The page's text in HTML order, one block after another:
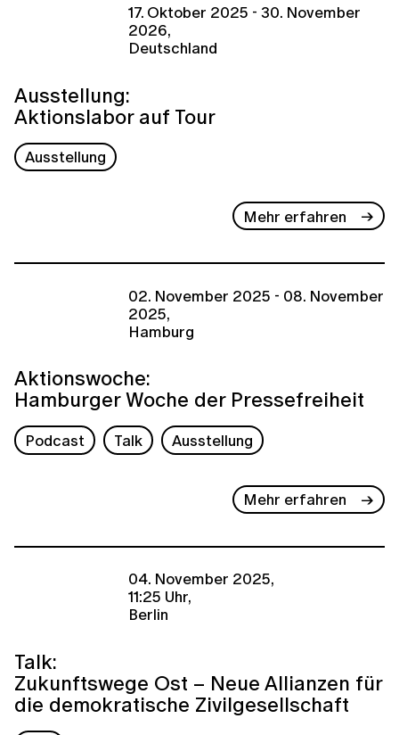
17. Oktober 2025 - 30. November
2026,
Deutschland
Ausstellung:
Aktionslabor auf Tour
Ausstellung
Mehr erfahren
02. November 2025 - 08. November
2025,
Hamburg
Aktionswoche:
Hamburger Woche der Pressefreiheit
Podcast Talk Ausstellung
Mehr erfahren
04. November 2025,
11:25 Uhr,
Berlin
Talk:
Zukunftswege Ost – Neue Allianzen für
die demokratische Zivilgesellschaft